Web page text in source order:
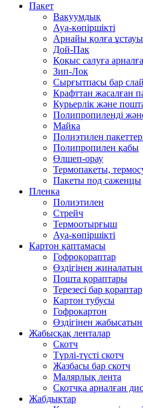
Пакет
Вакуумдық
Ауа-көпіршікті
Арнайы қолға
Дой-Пак
Қоқыс салуға
Зип-Лок
Сырғытпасы бар
Крафттан жасалған
Курьерлік және
Полипропиленді
Майка
Полиэтилен
Полипропилен қабы
Өлшеп-орау
Термопакеты,
Пакеты под саженцы
Пленка
Полиэтилен
Стрейч
Термоотырғыш
Ауа-көпіршікті
Картон қаптамасы
Гофроқораптар
Өздігінен
Пошта қораптары
Терезесі бар қораптар
Картон тубусы
Гофрокартон
Өздігінен
Жабысқақ ленталар
Скотч
Түрлі-түсті скотч
Жазбасы бар скотч
Малярлық лента
Скотчқа арналған
Жабдықтар